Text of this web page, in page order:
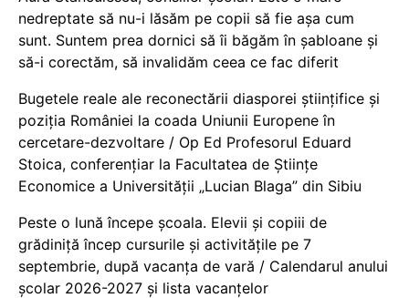
nedreptate să nu-i lăsăm pe copii să fie așa cum
sunt. Suntem prea dornici să îi băgăm în șabloane și
să-i corectăm, să invalidăm ceea ce fac diferit
Bugetele reale ale reconectării diasporei științifice și
poziția României la coada Uniunii Europene în
cercetare-dezvoltare / Op Ed Profesorul Eduard
Stoica, conferențiar la Facultatea de Științe
Economice a Universității „Lucian Blaga” din Sibiu
Peste o lună începe școala. Elevii și copiii de
grădiniță încep cursurile și activitățile pe 7
septembrie, după vacanța de vară / Calendarul anului
școlar 2026-2027 și lista vacanțelor